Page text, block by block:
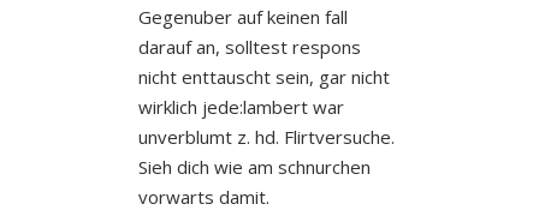
Gegenuber auf keinen fall
darauf an, solltest respons
nicht enttauscht sein, gar nicht
wirklich jede:lambert war
unverblumt z. hd. Flirtversuche.
Sieh dich wie am schnurchen
vorwarts damit.